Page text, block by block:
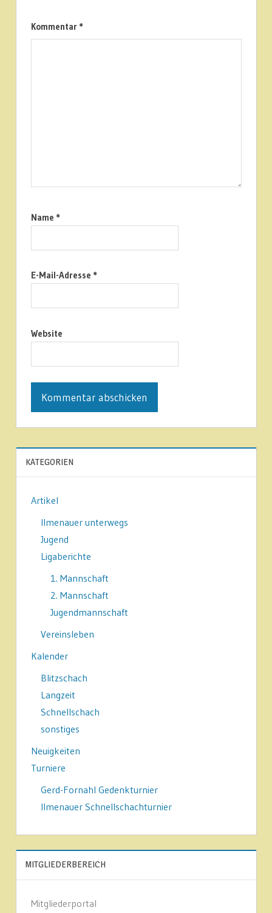
Kommentar *
Name *
E-Mail-Adresse *
Website
KATEGORIEN
Artikel
Ilmenauer unterwegs
Jugend
Ligaberichte
1. Mannschaft
2. Mannschaft
Jugendmannschaft
Vereinsleben
Kalender
Blitzschach
Langzeit
Schnellschach
sonstiges
Neuigkeiten
Turniere
Gerd-Fornahl Gedenkturnier
Ilmenauer Schnellschachturnier
MITGLIEDERBEREICH
Mitgliederportal